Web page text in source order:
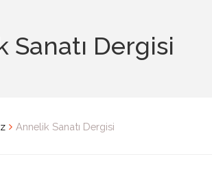
Sanatı Dergisi
Annelik Sanatı Dergisi